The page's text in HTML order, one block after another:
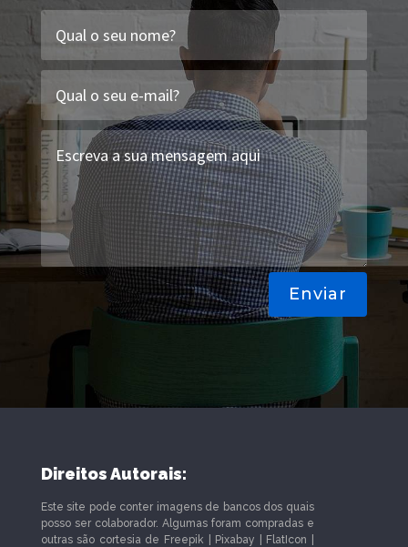
Enviar
Direitos Autorais:
Este site pode conter imagens de bancos dos quais
posso ser colaborador. Algumas foram compradas e
outras são cortesia de Freepik | Pixabay | FlatIcon |